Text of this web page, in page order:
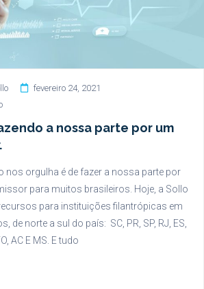
fevereiro 24, 2021
a nossa parte por um
nos orgulha é de fazer a nossa parte por
para muitos brasileiros. Hoje, a Sollo
para instituições filantrópicas em
de norte a sul do país: SC, PR, SP, RJ, ES,
AC E MS. E tudo